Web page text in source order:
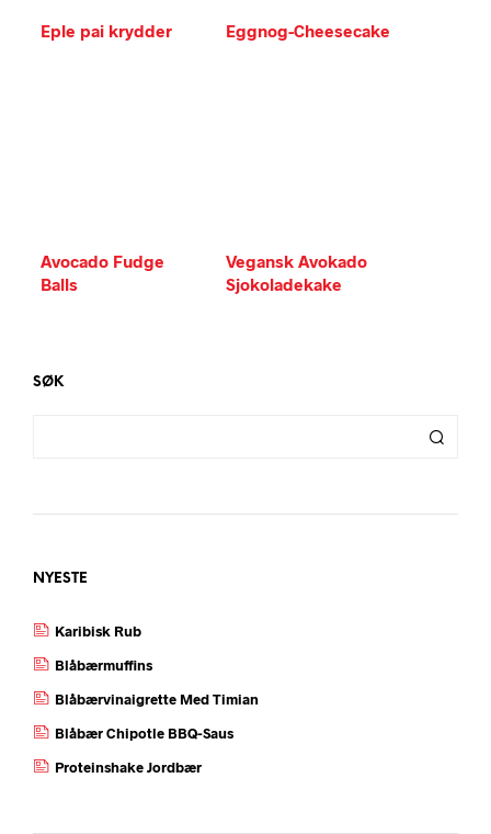
Eple pai krydder Eggnog-Cheesecake
Avocado Fudge
Balls
Vegansk Avokado
Sjokoladekake
SØK
NYESTE
Karibisk Rub
Blåbærmuffins
Blåbærvinaigrette Med Timian
Blåbær Chipotle BBQ-Saus
Proteinshake Jordbær